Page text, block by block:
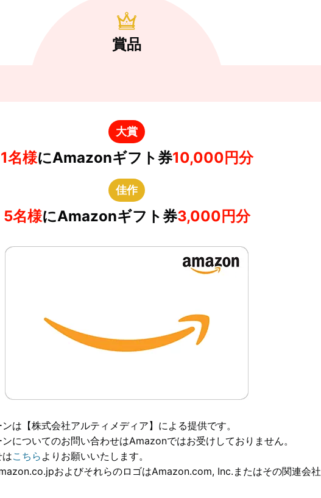
賞品
大賞
1名様にAmazonギフト券10,000円分
佳作
5名様にAmazonギフト券3,000円分
は【株式会社アルティメディア】による提供です。
についてのお問い合わせはAmazonではお受けしておりません。
こちら よりお願いいたします。
およびそれらのロゴはAmazon.com, Inc.またはその関連会社